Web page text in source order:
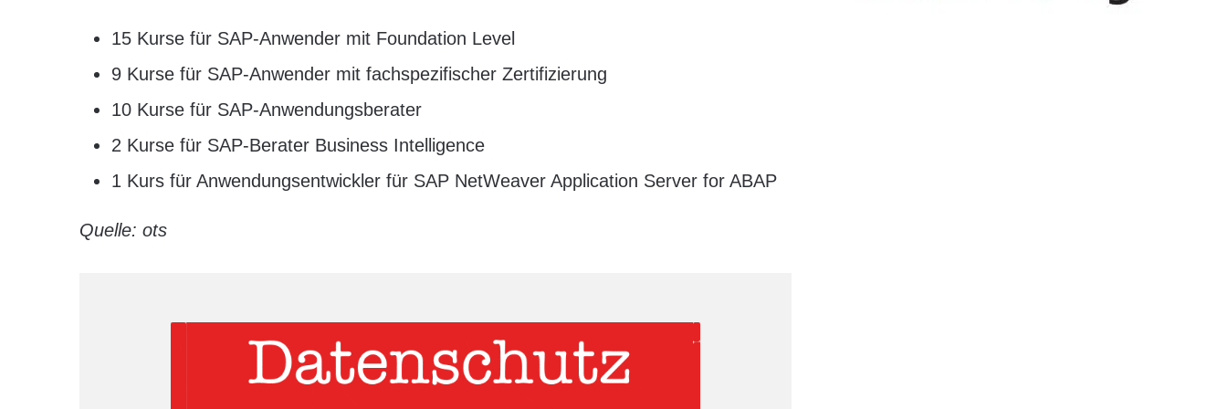
15 Kurse für SAP-Anwender mit Foundation Level
9 Kurse für SAP-Anwender mit fachspezifischer Zertifizierung
10 Kurse für SAP-Anwendungsberater
2 Kurse für SAP-Berater Business Intelligence
1 Kurs für Anwendungsentwickler für SAP NetWeaver Application Server for ABAP
Quelle: ots